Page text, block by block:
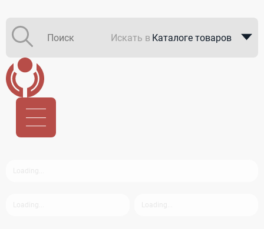
Искать в Каталоге товаров